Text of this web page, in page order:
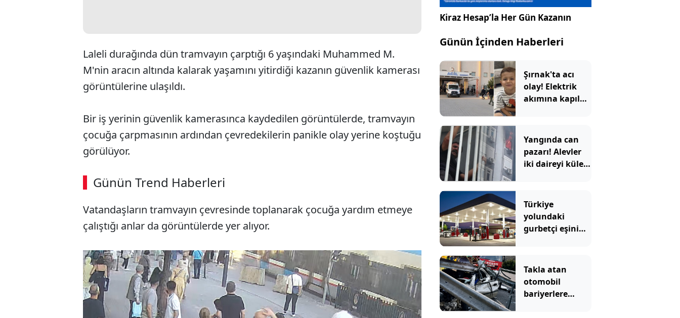
Laleli durağında dün tramvayın çarptığı 6 yaşındaki Muhammed M.
M'nin aracın altında kalarak yaşamını yitirdiği kazanın güvenlik kamerası
görüntülerine ulaşıldı.
Bir iş yerinin güvenlik kamerasınca kaydedilen görüntülerde, tramvayın
çocuğa çarpmasının ardından çevredekilerin panikle olay yerine koştuğu
görülüyor.
Günün Trend Haberleri
00:03 / 08:15
Sesi Aç
Vatandaşların tramvayın çevresinde toplanarak çocuğa yardım etmeye
çalıştığı anlar da görüntülerde yer alıyor.
Kiraz Hesap’la Her Gün Kazanın
Günün İçinden Haberleri
Şırnak'ta acı
olay! Elektrik
akımına kapılan
Yangında can
pazarı! Alevler
iki daireyi küle
kurtarıldı
Türkiye
yolundaki
gurbetçi eşini
sonra yeniden
buluştular
Takla atan
otomobil
bariyerlere